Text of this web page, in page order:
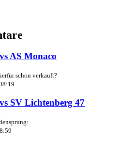
AS Monaco
schon verkauft?
SV Lichtenberg 47